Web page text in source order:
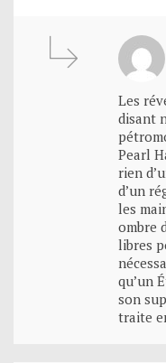
Les
disant
Pearl
rien
d’un
les
ombre
libres
qu’un
son
traite